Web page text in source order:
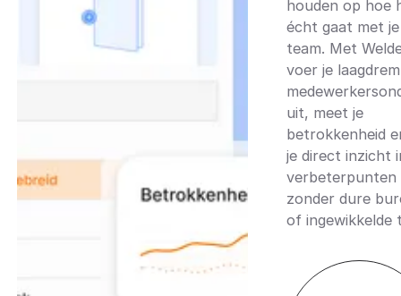
houden op hoe
écht gaat met je
team. Met
voer je
uit, meet je
betrokkenheid
je direct inzicht
zonder dure
of ingewikkelde